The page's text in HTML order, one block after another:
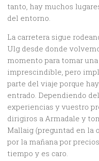
tanto, hay muchos
del entorno.
La carretera sigue
Ulg desde donde
momento para tomar
imprescindible, pero
parte del viaje porque
entrado. Dependiendo
experiencias y vuestro
dirigiros a Armadale y
Mallaig (preguntad en la
por la mañana por
tiempo y es caro.